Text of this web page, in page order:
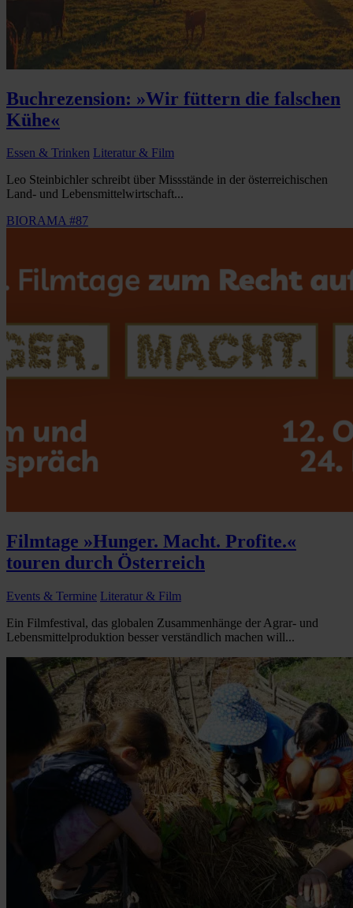
Buchrezension: »Wir füttern die falschen
Kühe«
Essen & Trinken Literatur & Film
Leo Steinbichler schreibt über Missstände in der österreichischen
Land- und Lebensmittelwirtschaft...
BIORAMA #87
Filmtage »Hunger. Macht. Profite.«
touren durch Österreich
Events & Termine Literatur & Film
Ein Filmfestival, das globalen Zusammenhänge der Agrar- und
Lebensmittelproduktion besser verständlich machen will...